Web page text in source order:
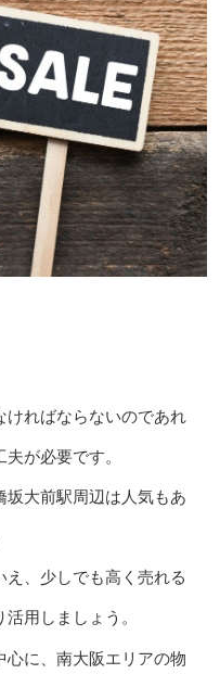
ければならないのであれ
が必要です。
坂大前駅周辺は人気もあ
、少しでも高く売れる
用しましょう。
心に、南大阪エリアの物